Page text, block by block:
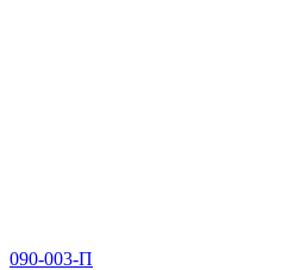
090-003-П